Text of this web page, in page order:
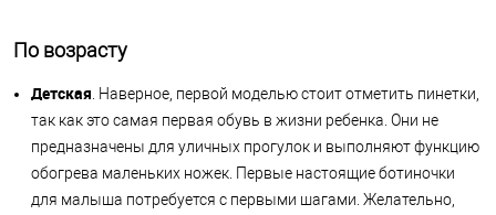
По возрасту
Детская . Наверное, первой моделью стоит отметить пинетки,
так как это самая первая обувь в жизни ребенка. Они не
предназначены для уличных прогулок и выполняют функцию
обогрева маленьких ножек. Первые настоящие ботиночки
для малыша потребуется с первыми шагами. Желательно,